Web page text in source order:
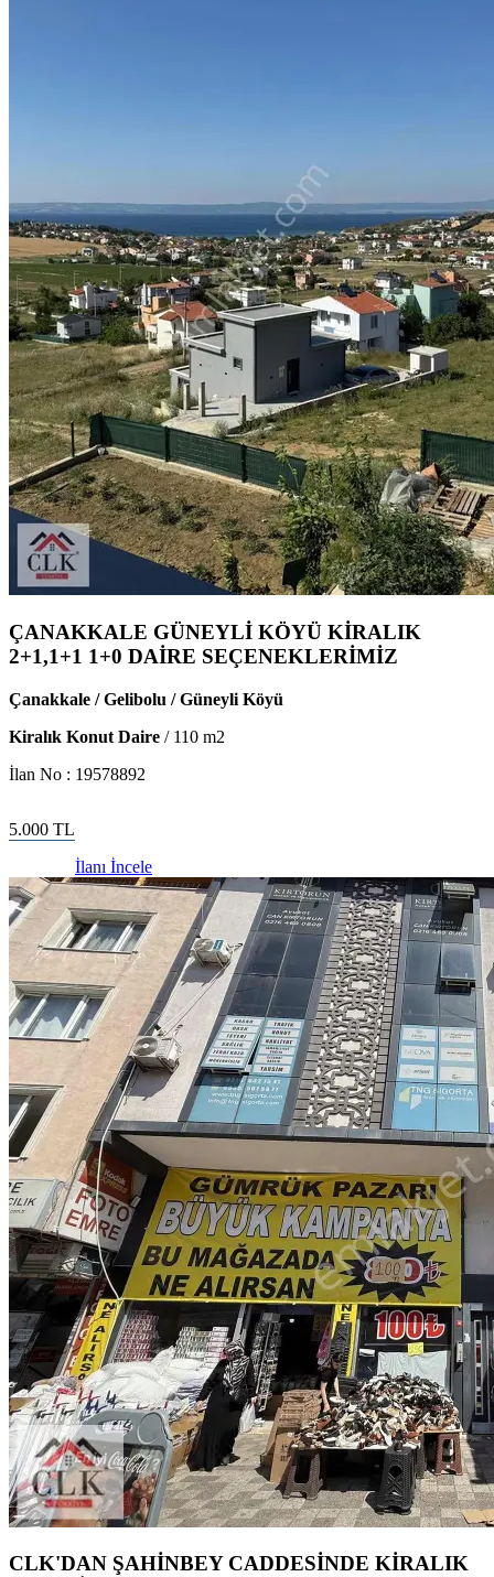
ÇANAKKALE GÜNEYLİ KÖYÜ KİRALIK
2+1,1+1 1+0 DAİRE SEÇENEKLERİMİZ
Çanakkale / Gelibolu / Güneyli Köyü
Kiralık Konut Daire / 110 m2
İlan No : 19578892
5.000 TL
İlanı İncele
CLK'DAN ŞAHİNBEY CADDESİNDE KİRALIK